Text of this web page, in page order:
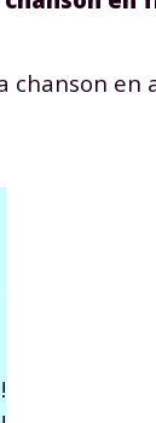
chanson en